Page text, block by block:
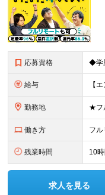
応募資格
給与
勤務地
働き方 フル
残業時間 10
求人を見る